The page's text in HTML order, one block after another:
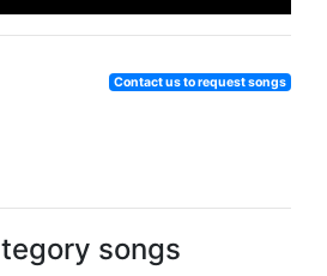
Contact us to request songs
songs